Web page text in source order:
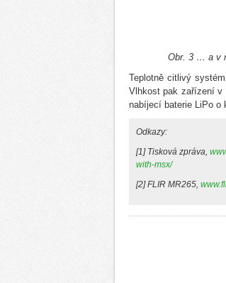
Obr. 3 … a v
Teplotně citlivý
Vlhkost pak zařízení v
nabíjecí baterie LiPo o
Odkazy:
[1] Tisková zpráva,
with-msx/
[2] FLIR MR265,